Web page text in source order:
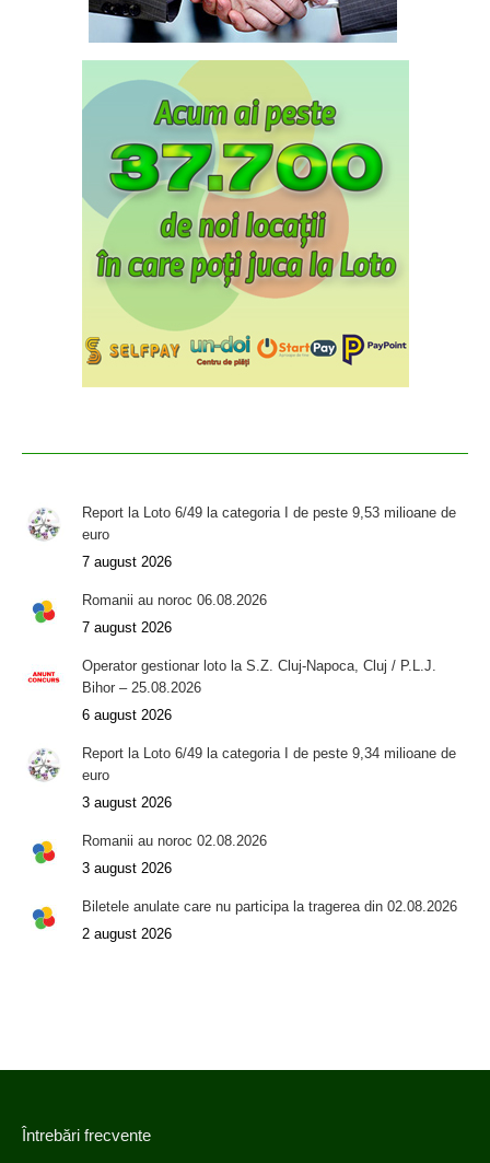
Report la Loto 6/49 la categoria I de peste 9,53 milioane de
euro
7 august 2026
Romanii au noroc 06.08.2026
7 august 2026
Operator gestionar loto la S.Z. Cluj-Napoca, Cluj / P.L.J.
Bihor – 25.08.2026
6 august 2026
Report la Loto 6/49 la categoria I de peste 9,34 milioane de
euro
3 august 2026
Romanii au noroc 02.08.2026
3 august 2026
Biletele anulate care nu participa la tragerea din 02.08.2026
2 august 2026
Întrebări frecvente